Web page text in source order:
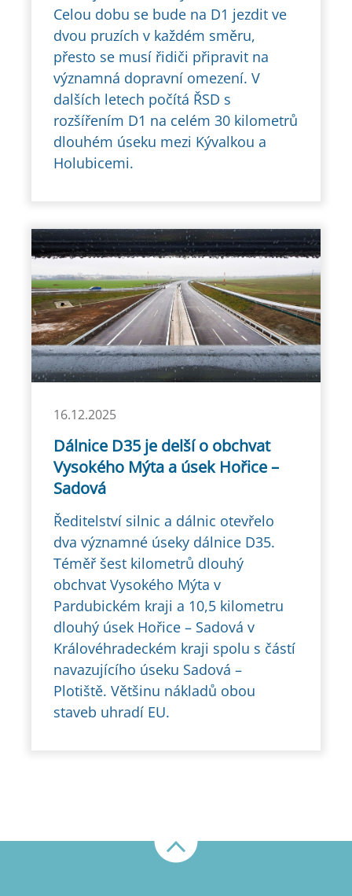
Celou dobu se bude na D1 jezdit ve
dvou pruzích v každém směru,
přesto se musí řidiči připravit na
významná dopravní omezení. V
dalších letech počítá ŘSD s
rozšířením D1 na celém 30 kilometrů
dlouhém úseku mezi Kývalkou a
Holubicemi.
16.12.2025
Dálnice D35 je delší o obchvat
Vysokého Mýta a úsek Hořice –
Sadová
Ředitelství silnic a dálnic otevřelo
dva významné úseky dálnice D35.
Téměř šest kilometrů dlouhý
obchvat Vysokého Mýta v
Pardubickém kraji a 10,5 kilometru
dlouhý úsek Hořice – Sadová v
Královéhradeckém kraji spolu s částí
navazujícího úseku Sadová –
Plotiště. Většinu nákladů obou
staveb uhradí EU.